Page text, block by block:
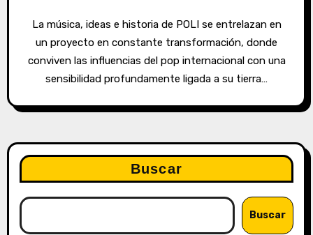
La música, ideas e historia de POLI se entrelazan en
un proyecto en constante transformación, donde
conviven las influencias del pop internacional con una
sensibilidad profundamente ligada a su tierra…
Buscar
Buscar